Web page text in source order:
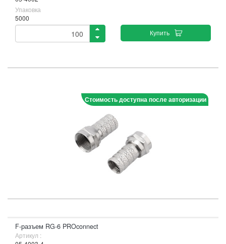
Упаковка
5000
Купить
Стоимость доступна после авторизации
F-разъем RG-6 PROconnect
Артикул :